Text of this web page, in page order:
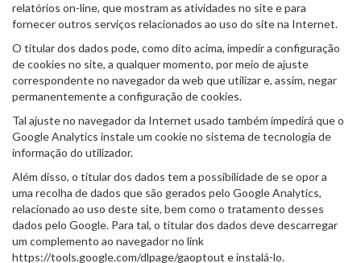
relatórios on-line, que mostram as atividades no site e para
fornecer outros serviços relacionados ao uso do site na Internet.
O titular dos dados pode, como dito acima, impedir a configuração
de cookies no site, a qualquer momento, por meio de ajuste
correspondente no navegador da web que utilizar e, assim, negar
permanentemente a configuração de cookies.
Tal ajuste no navegador da Internet usado também impedirá que o
Google Analytics instale um cookie no sistema de tecnologia de
informação do utilizador.
Além disso, o titular dos dados tem a possibilidade de se opor a
uma recolha de dados que são gerados pelo Google Analytics,
relacionado ao uso deste site, bem como o tratamento desses
dados pelo Google. Para tal, o titular dos dados deve descarregar
um complemento ao navegador no link
https://tools.google.com/dlpage/gaoptout e instalá-lo.